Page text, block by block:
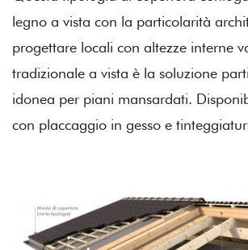
legno a vista con la particolarità
progettare locali con altezze interne
tradizionale a vista è la soluzione
idonea per piani mansardati.
con placcaggio in gesso e